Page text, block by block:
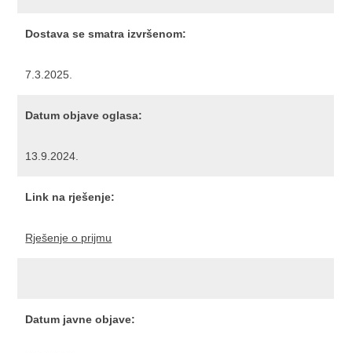
Dostava se smatra izvršenom:
7.3.2025.
Datum objave oglasa:
13.9.2024.
Link na rješenje:
Rješenje o prijmu
Datum javne objave: